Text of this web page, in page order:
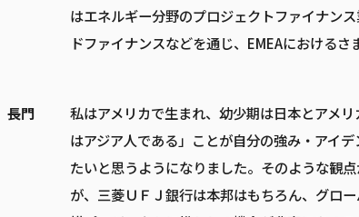
はエネルギー分野のプロジェクトファイナン
ドファイナンスなどを通じ、EMEAにおける
長門
私はアメリカで生まれ、幼少期は日本とアメ
はアジア人である」ことが自分の強み・アイ
たいと思うようになりました。そのような観
が、三菱ＵＦＪ銀行は本邦はもちろん、グロ